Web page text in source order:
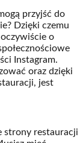
przyjść do
Dzięki czemu
o
Instagram.
oraz dzięki
jest
strony restauracji